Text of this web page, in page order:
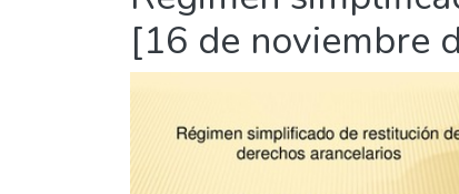
[16 de noviembre